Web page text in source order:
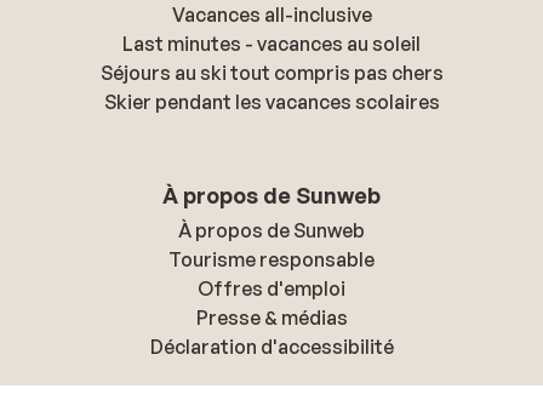
Vacances all-inclusive
Last minutes - vacances au soleil
Séjours au ski tout compris pas chers
Skier pendant les vacances scolaires
À propos de Sunweb
À propos de Sunweb
Tourisme responsable
Offres d'emploi
Presse & médias
Déclaration d'accessibilité